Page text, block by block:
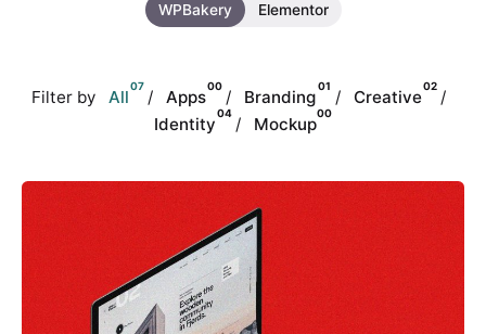
WPBakery Elementor
Filter by All
07
Apps
00
Branding
01
Creative
02
Identity
04
Mockup
00